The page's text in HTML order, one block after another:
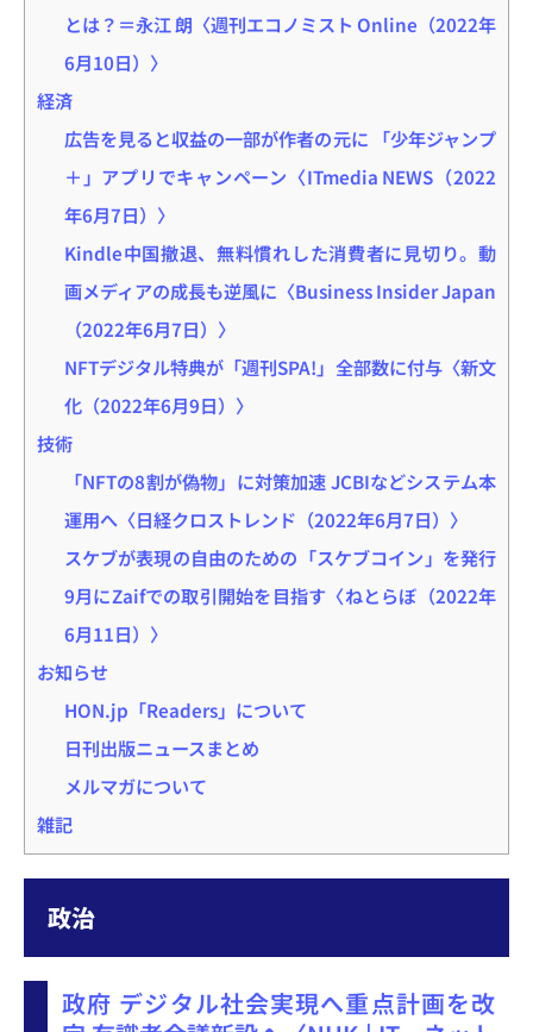
とは？＝永江 朗〈週刊エコノミスト Online（2022年
6月10日）〉
経済
広告を見ると収益の一部が作者の元に 「少年ジャンプ
＋」アプリでキャンペーン〈ITmedia NEWS（2022
年6月7日）〉
Kindle中国撤退、無料慣れした消費者に見切り。動
画メディアの成長も逆風に〈Business Insider Japan
（2022年6月7日）〉
NFTデジタル特典が「週刊SPA!」全部数に付与〈新文
化（2022年6月9日）〉
技術
「NFTの8割が偽物」に対策加速 JCBIなどシステム本
運用へ〈日経クロストレンド（2022年6月7日）〉
スケブが表現の自由のための「スケブコイン」を発行
9月にZaifでの取引開始を目指す〈ねとらぼ（2022年
6月11日）〉
お知らせ
HON.jp「Readers」について
日刊出版ニュースまとめ
メルマガについて
雑記
政治
政府 デジタル社会実現へ重点計画を改